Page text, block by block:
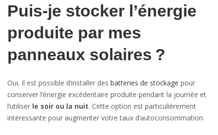
Puis-je stocker l’énergie
produite par mes
panneaux solaires ?
Oui, il est possible d’installer des batteries de stockage pour
conserver l’énergie excédentaire produite pendant la journée et
l’utiliser le soir ou la nuit. Cette option est particulièrement
intéressante pour augmenter votre taux d’autoconsommation.